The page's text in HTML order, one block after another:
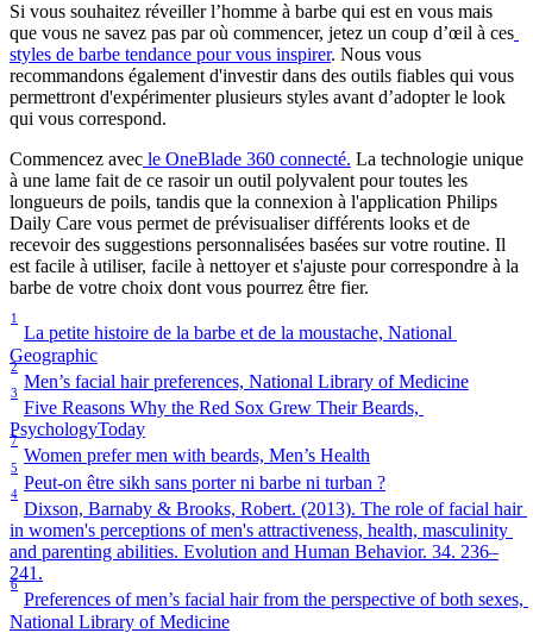
Si vous souhaitez réveiller l’homme à barbe qui est en vous mais
que vous ne savez pas par où commencer, jetez un coup d’œil à ces
styles de barbe tendance pour vous inspirer. Nous vous
recommandons également d'investir dans des outils fiables qui vous
permettront d'expérimenter plusieurs styles avant d’adopter le look
qui vous correspond.
Commencez avec le OneBlade 360 connecté. La technologie unique
à une lame fait de ce rasoir un outil polyvalent pour toutes les
longueurs de poils, tandis que la connexion à l'application Philips
Daily Care vous permet de prévisualiser différents looks et de
recevoir des suggestions personnalisées basées sur votre routine. Il
est facile à utiliser, facile à nettoyer et s'ajuste pour correspondre à la
barbe de votre choix dont vous pourrez être fier.
1
La petite histoire de la barbe et de la moustache, National
Geographic
2
Men’s facial hair preferences, National Library of Medicine
3
Five Reasons Why the Red Sox Grew Their Beards,
PsychologyToday
7
Women prefer men with beards, Men’s Health
5
Peut-on être sikh sans porter ni barbe ni turban ?
4
Dixson, Barnaby & Brooks, Robert. (2013). The role of facial hair
in women's perceptions of men's attractiveness, health, masculinity
and parenting abilities. Evolution and Human Behavior. 34. 236–
241.
6
Preferences of men’s facial hair from the perspective of both sexes,
National Library of Medicine